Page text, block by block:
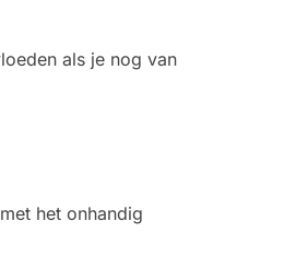
als je nog van
het onhandig